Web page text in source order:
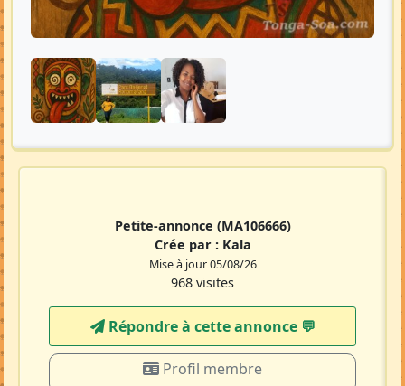
Petite-annonce (MA106666)
Crée par : Kala
Mise à jour 05/08/26
968 visites
Répondre à cette annonce 💬​
Profil membre